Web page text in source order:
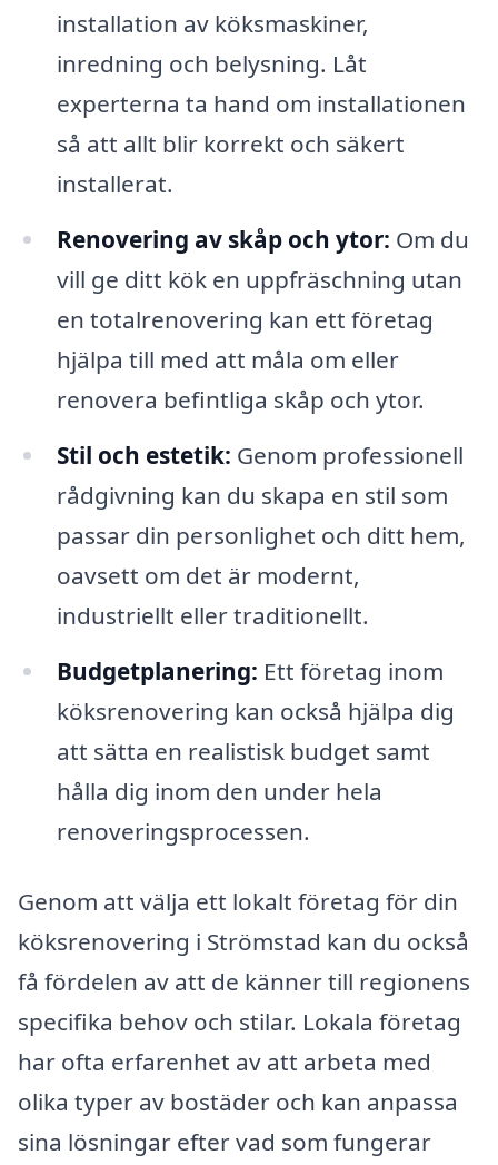
installation av köksmaskiner,
inredning och belysning. Låt
experterna ta hand om installationen
så att allt blir korrekt och säkert
installerat.
Renovering av skåp och ytor: Om du
vill ge ditt kök en uppfräschning utan
en totalrenovering kan ett företag
hjälpa till med att måla om eller
renovera befintliga skåp och ytor.
Stil och estetik: Genom professionell
rådgivning kan du skapa en stil som
passar din personlighet och ditt hem,
oavsett om det är modernt,
industriellt eller traditionellt.
Budgetplanering: Ett företag inom
köksrenovering kan också hjälpa dig
att sätta en realistisk budget samt
hålla dig inom den under hela
renoveringsprocessen.
Genom att välja ett lokalt företag för din
köksrenovering i Strömstad kan du också
få fördelen av att de känner till regionens
specifika behov och stilar. Lokala företag
har ofta erfarenhet av att arbeta med
olika typer av bostäder och kan anpassa
sina lösningar efter vad som fungerar